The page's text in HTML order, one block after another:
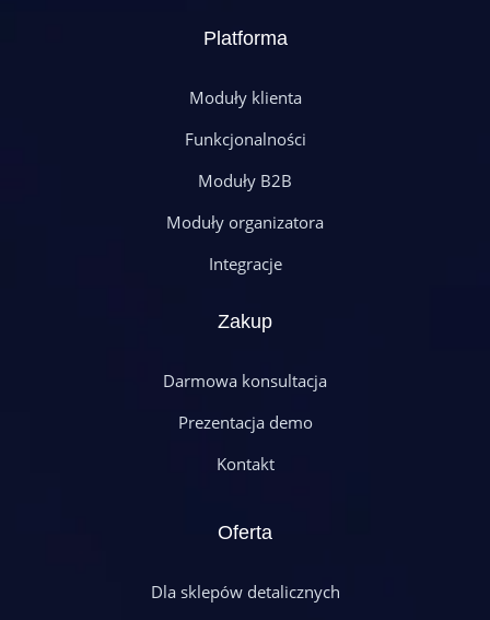
Platforma
Moduły klienta
Funkcjonalności
Moduły B2B
Moduły organizatora
Integracje
Zakup
Darmowa konsultacja
Prezentacja demo
Kontakt
Oferta
Dla sklepów detalicznych